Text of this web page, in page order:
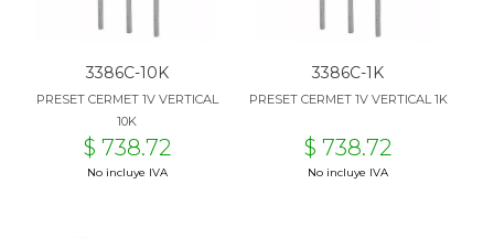
3386C-10K
PRESET CERMET 1V VERTICAL
10K
$ 738.72
No incluye IVA
3386C-1K
PRESET CERMET 1V VERTICAL 1K
$ 738.72
No incluye IVA